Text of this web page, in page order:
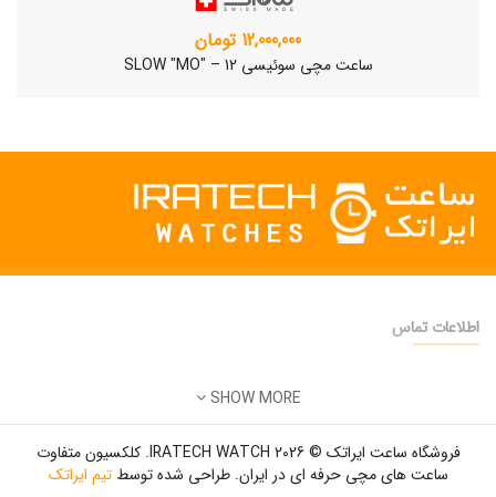
12,000,000 تومان
ساعت مچی سوئیسی SLOW "MO" – 12
ساعت مچی سوئیسی SLOW "AM/PM" – 01..
12,500,000 تومان
اطلاعات تماس
ایمیل:
زمان کاری:8 صبح تا 5 عصر
SHOW MORE
فروشگاه ساعت ایراتک © 2026 IRATECH WATCH. کلکسیون متفاوت
ساعت های مچی حرفه ای در ایران. طراحی شده توسطتیم ایراتک